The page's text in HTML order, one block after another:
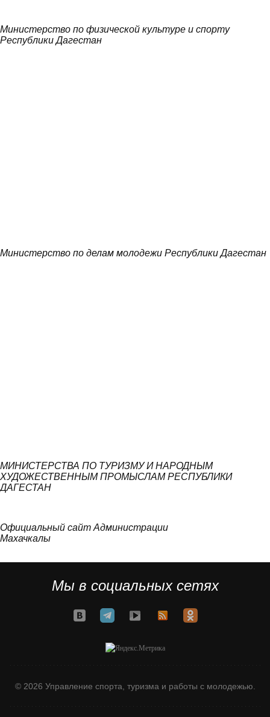
Министерство по физической культуре и спорту
Республики Дагестан
Министерство по делам молодежи Республики Дагестан
МИНИСТЕРСТВА ПО ТУРИЗМУ И НАРОДНЫМ
ХУДОЖЕСТВЕННЫМ ПРОМЫСЛАМ РЕСПУБЛИКИ
ДАГЕСТАН
Официальный сайт Администрации
Махачкалы
Мы в социальных сетях
© 2026 Управление спорта, туризма и работы с молодежью.